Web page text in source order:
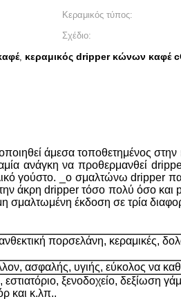
Κεραμικός τύπος:
Σχέδιο:
, κεραμικός dripper κώνων καφέ
άμεσα τοποθετημένος
ανάγκη να προθερμανθεί
γούστο. _ο σμαλτώνω dripper
άκρη dripper τόσο πολύ όσο και
έκδοση σε τρία
πορσελάνη, κεραμικές,
ασφαλής, υγιής, εύκολος να
εστιατόριο, ξενοδοχείο, δεξίωση
και κ.λπ..